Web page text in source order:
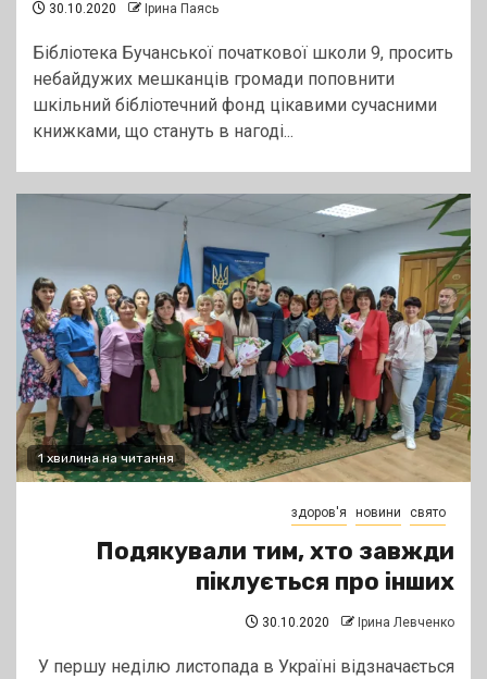
30.10.2020 Ірина Паясь
Бібліотека Бучанської початкової школи 9, просить
небайдужих мешканців громади поповнити
шкільний бібліотечний фонд цікавими сучасними
книжками, що стануть в нагоді...
1 хвилина на читання
здоров'я новини свято
Подякували тим, хто завжди
піклується про інших
30.10.2020 Ірина Левченко
У першу неділю листопада в Україні відзначається